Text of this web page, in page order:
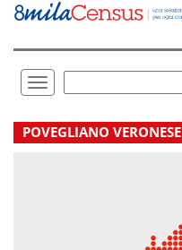
Vai
direttamente
Toggle
navigation
.
POVEGLIANO VERONESE